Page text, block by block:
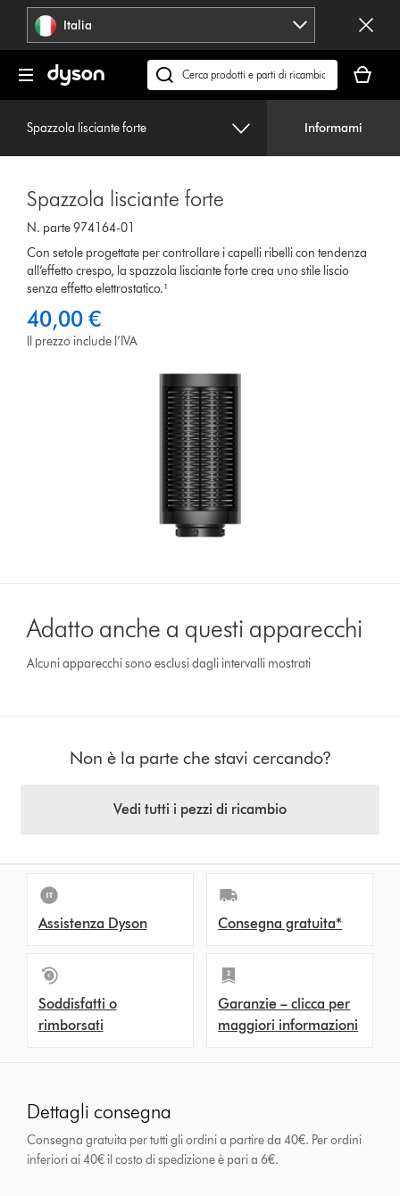
navigazione Italia
Cerca
su
carrello
è
Spazzola lisciante forte Informami
Spazzola lisciante forte
N. parte 974164-01
Con setole progettate per controllare i capelli ribelli con tendenza
all’effetto crespo, la spazzola lisciante forte crea uno stile liscio
senza effetto elettrostatico.¹
40,00 €
Il prezzo include l’IVA
Adatto anche a questi apparecchi
Alcuni apparecchi sono esclusi dagli intervalli mostrati
Non è la parte che stavi cercando?
Vedi tutti i pezzi di ricambio
Assistenza Dyson Consegna gratuita*
Soddisfatti o
rimborsati
Garanzie – clicca per
maggiori informazioni
Dettagli consegna
Consegna gratuita per tutti gli ordini a partire da 40€. Per ordini
inferiori ai 40€ il costo di spedizione è pari a 6€.